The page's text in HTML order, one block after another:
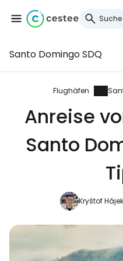
Santo Domingo SDQ
Flughäfen
Anreise
Santo
Kryštof Hájek
Cestee
... die weltweite
Weiter